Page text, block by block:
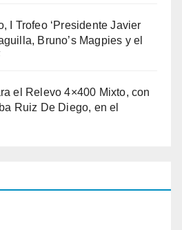
I Trofeo ‘Presidente Javier
Bruno’s Magpies y el
el Relevo 4×400 Mixto, con
Ruiz De Diego, en el